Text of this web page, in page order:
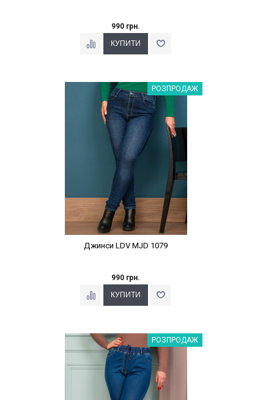
990 грн.
Наклейки Варіант з %РОЗПРОДАЖ
Джинси LDV MJD 1079
990 грн.
Наклейки Варіант з %РОЗПРОДАЖ